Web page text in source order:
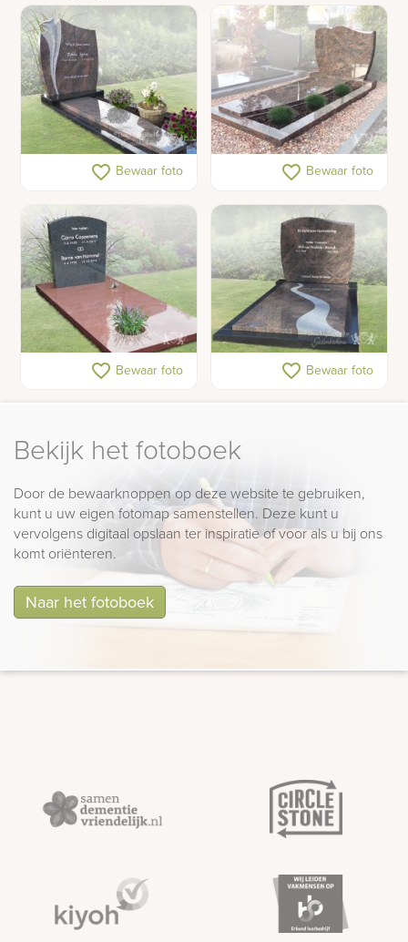
Traditioneel
grafmonument met
handwerk aronskelk
favorite_border Bewaar foto Grafmonument golfkop
favorite_border Bewaar foto
Grafmonument
natuursteen
favorite_border Bewaar foto Grafsteen golfkop
favorite_border Bewaar foto
Bekijk het fotoboek
Door de bewaarknoppen op deze website te gebruiken,
kunt u uw eigen fotomap samenstellen. Deze kunt u
vervolgens digitaal opslaan ter inspiratie of voor als u bij ons
komt oriënteren.
Naar het fotoboek